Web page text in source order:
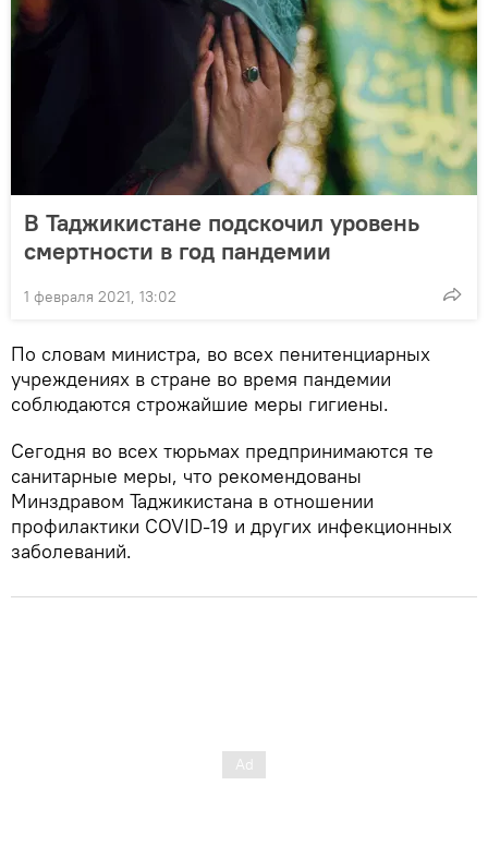
В Таджикистане подскочил уровень
смертности в год пандемии
1 февраля 2021, 13:02
По словам министра, во всех пенитенциарных
учреждениях в стране во время пандемии
соблюдаются строжайшие меры гигиены.
Сегодня во всех тюрьмах предпринимаются те
санитарные меры, что рекомендованы
Минздравом Таджикистана в отношении
профилактики COVID-19 и других инфекционных
заболеваний.